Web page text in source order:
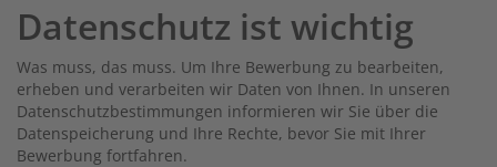
Datenschutz ist wichtig
Was muss, das muss. Um Ihre Bewerbung zu bearbeiten,
erheben und verarbeiten wir Daten von Ihnen. In unseren
Datenschutzbestimmungen informieren wir Sie über die
Datenspeicherung und Ihre Rechte, bevor Sie mit Ihrer
Bewerbung fortfahren.